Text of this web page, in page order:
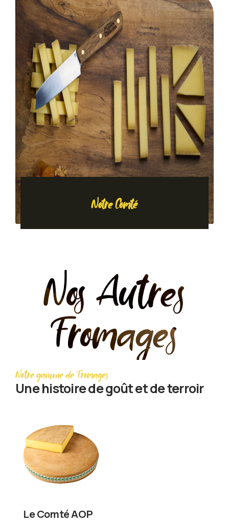
Notre Comté
Nos Autres
Fromages
Notre gamme de Fromages
Une histoire de goût et de terroir
Le Comté AOP